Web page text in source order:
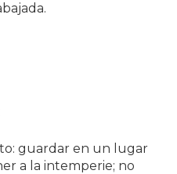
guardar en un lugar
a la intemperie; no